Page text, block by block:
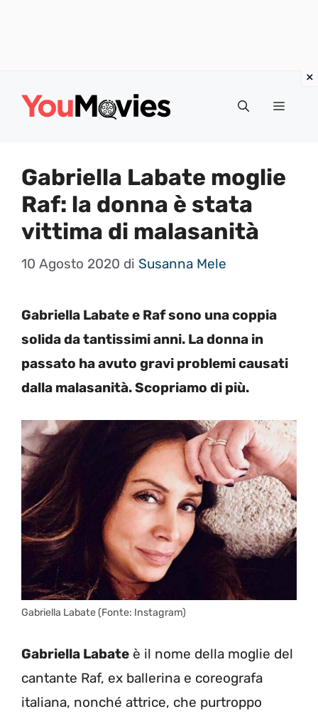
Menu
Gabriella Labate moglie
Raf: la donna è stata
vittima di malasanità
10 Agosto 2020 di Susanna Mele
Gabriella Labate e Raf sono una coppia
solida da tantissimi anni. La donna in
passato ha avuto gravi problemi causati
dalla malasanità. Scopriamo di più.
Gabriella Labate (Fonte: Instagram)
Gabriella Labate è il nome della moglie del
cantante Raf, ex ballerina e coreografa
italiana, nonché attrice, che purtroppo